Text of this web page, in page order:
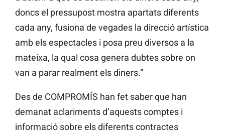
doncs el pressupost mostra apartats diferents
cada any, fusiona de vegades la direcció artística
amb els espectacles i posa preu diversos a la
mateixa, la qual cosa genera dubtes sobre on
van a parar realment els diners.”
Des de COMPROMÍS han fet saber que han
demanat aclariments d’aquests comptes i
informació sobre els diferents contractes